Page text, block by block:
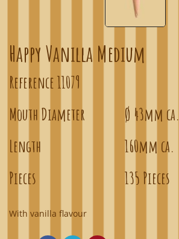
Happy Vanilla Medium
Reference11079
Mouth Diameter
Ø 43mm ca.
Length
160mm ca.
Pieces
135 Pieces
With vanilla flavour